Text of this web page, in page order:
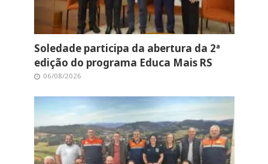
Soledade participa da abertura da 2ª
edição do programa Educa Mais RS
06/08/2026